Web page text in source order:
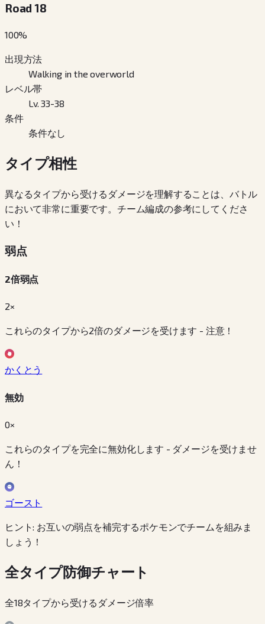
Road 18
100%
出現方法
Walking in the overworld
レベル帯
Lv. 33-38
条件
条件なし
タイプ相性
異なるタイプから受けるダメージを理解することは、バトル
において非常に重要です。チーム編成の参考にしてくださ
い！
弱点
2倍弱点
2×
これらのタイプから2倍のダメージを受けます - 注意！
かくとう
無効
0×
これらのタイプを完全に無効化します - ダメージを受けませ
ん！
ゴースト
ヒント: お互いの弱点を補完するポケモンでチームを組みま
しょう！
全タイプ防御チャート
全18タイプから受けるダメージ倍率